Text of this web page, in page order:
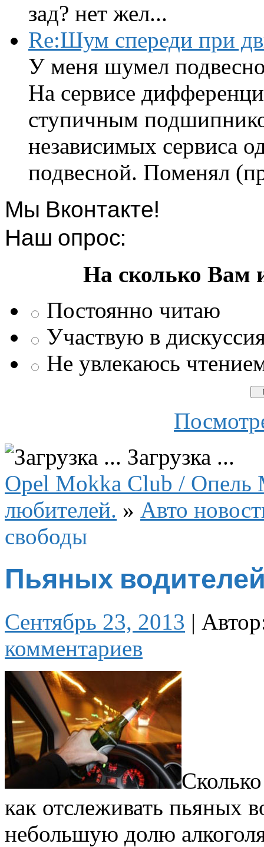
зад? нет жел...
Re:Шум спереди при
У меня шумел
На сервисе
ступичным
независимых сервиса
подвесной. Поменял
Мы Вконтакте!
Наш опрос:
На сколько Вам
Постоянно читаю
Участвую в
Не увлекаюсь
Загрузка ...
Opel Mokka Club / Опель
любителей. » Авто
свободы
Пьяных
Сентябрь 23, 2013 |
комментариев
как отслеживать пьяных
небольшую долю